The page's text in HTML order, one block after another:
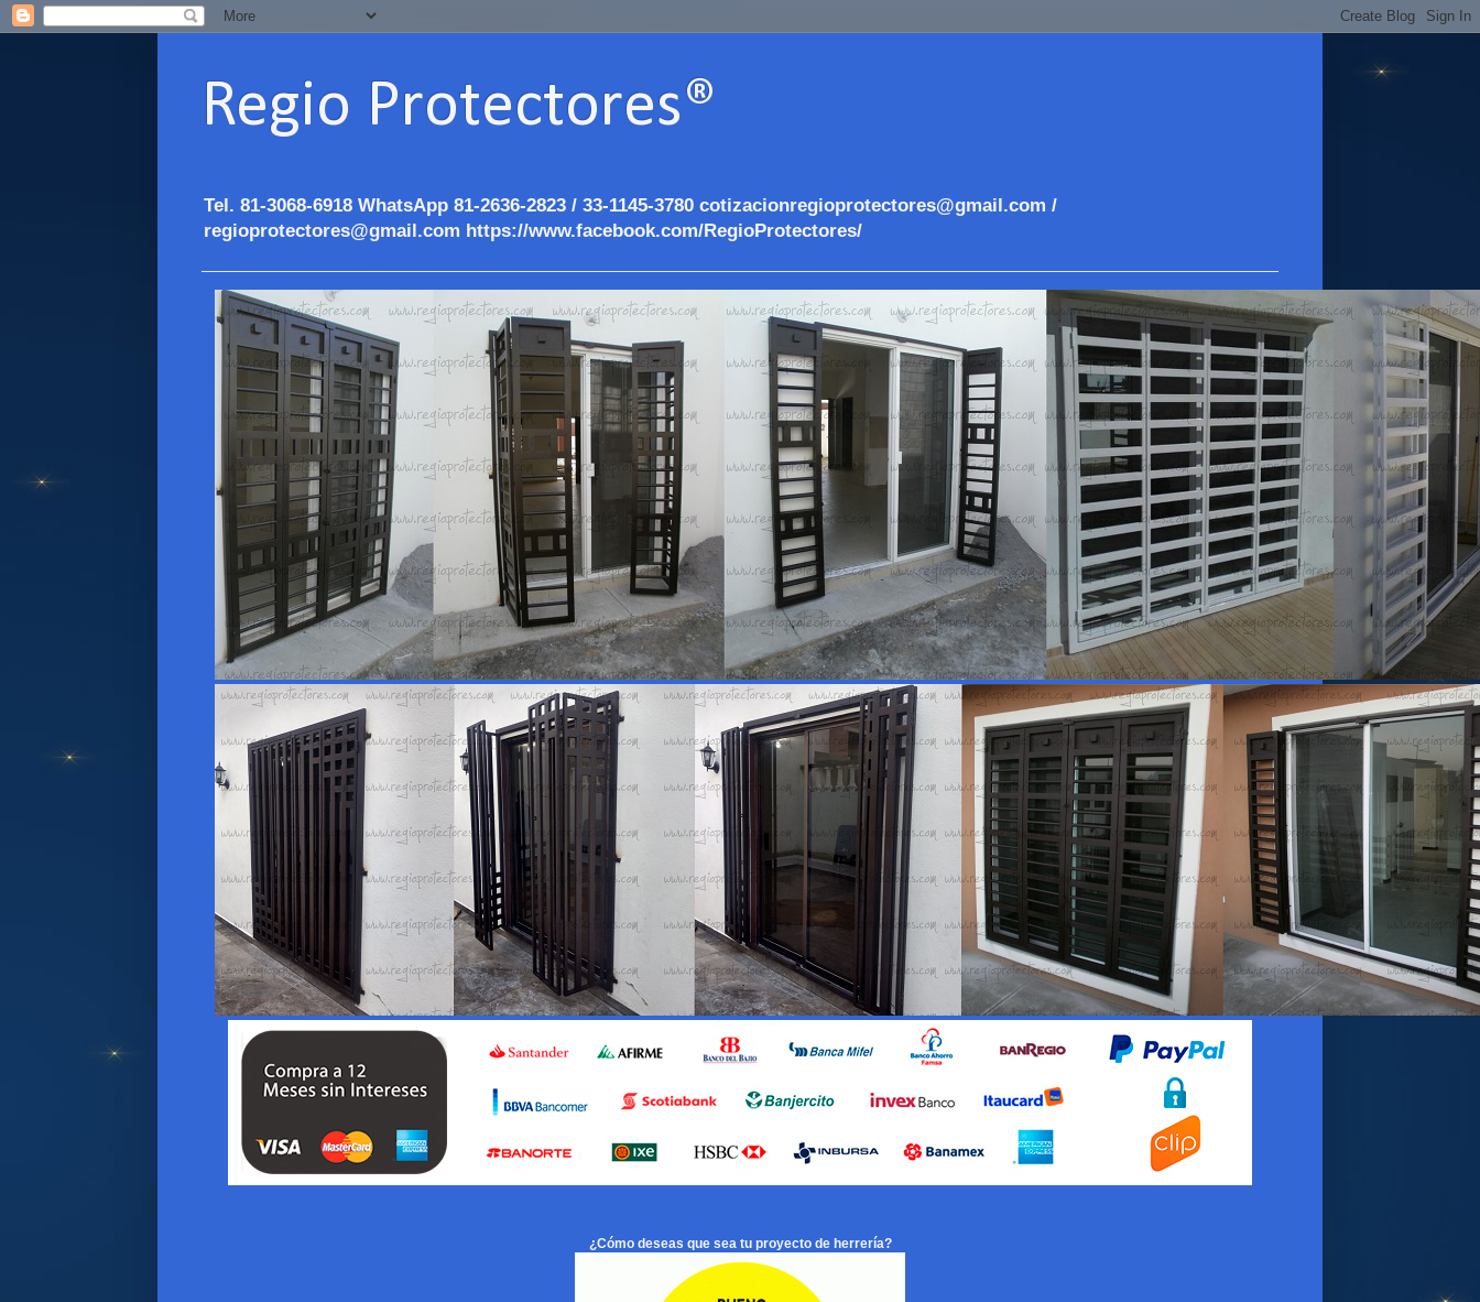
Regio Protectores®
Tel. 81-3068-6918 WhatsApp 81-2636-2823 / 33-1145-3780 cotizacionregioprotectores@gmail.com /
regioprotectores@gmail.com https://www.facebook.com/RegioProtectores/
¿Cómo deseas que sea tu proyecto de herrería?